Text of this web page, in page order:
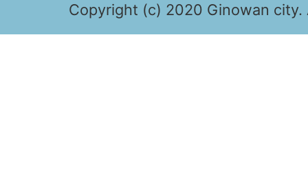
Copyright (c) 2020 Ginowan city.